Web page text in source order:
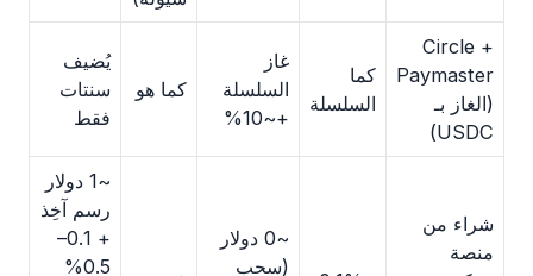
+ Circle
Paymaster
(الغاز بـ
USDC)
كما
السلسلة
غاز
السلسلة
+~10%
كما هو
يُضيف
سنتات
فقط
شراء من
منصة
~0 دولار
(سحب
~1 دولار
رسم آخِذ
+ 0.1–
0.5%